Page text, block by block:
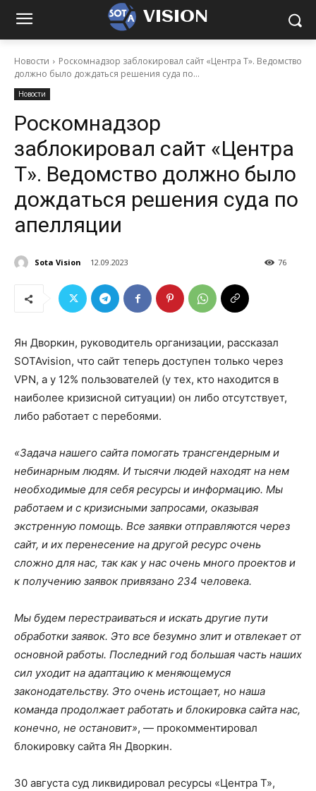
VISION
Новости
Роскомнадзор заблокировал сайт «Центра Т». Ведомство
должно было дождаться решения суда по...
Новости
Роскомнадзор
заблокировал сайт «Центра
Т». Ведомство должно было
дождаться решения суда по
апелляции
Sota Vision 12.09.2023 76
Ян Дворкин, руководитель организации, рассказал
SOTAvision, что сайт теперь доступен только через
VPN, а у 12% пользователей (у тех, кто находится в
наиболее кризисной ситуации) он либо отсутствует,
либо работает с перебоями.
«Задача нашего сайта помогать трансгендерным и
небинарным людям. И тысячи людей находят на нем
необходимые для себя ресурсы и информацию. Мы
работаем и с кризисными запросами, оказывая
экстренную помощь. Все заявки отправляются через
сайт, и их перенесение на другой ресурс очень
сложно для нас, так как у нас очень много проектов и
к получению заявок привязано 234 человека.
Мы будем перестраиваться и искать другие пути
обработки заявок. Это все безумно злит и отвлекает от
основной работы. Последний год большая часть наших
сил уходит на адаптацию к меняющемуся
законодательству. Это очень истощает, но наша
команда продолжает работать и блокировка сайта нас,
конечно, не остановит», — прокомментировал
блокировку сайта Ян Дворкин.
30 августа суд ликвидировал ресурсы «Центра Т»,